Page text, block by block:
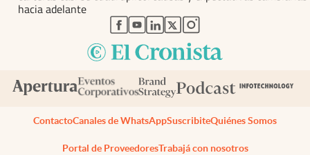
hacia adelante
abre en nueva pestaña
abre en nueva pestaña
abre en nueva pestaña
abre en nueva pestaña
abre en nueva pestaña
ContactoCanales de WhatsAppSuscribiteQuiénes Somos
Portal de ProveedoresTrabajá con nosotros